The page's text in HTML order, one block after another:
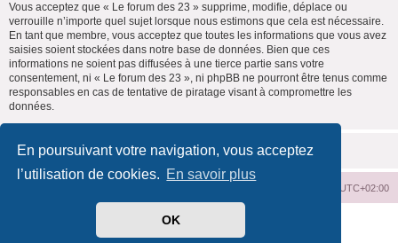
En poursuivant votre navigation, vous acceptez
l’utilisation de cookies. En savoir plus
OK
Vous acceptez que « Le forum des 23 » supprime, modifie, déplace ou
verrouille n’importe quel sujet lorsque nous estimons que cela est nécessaire.
En tant que membre, vous acceptez que toutes les informations que vous avez
saisies soient stockées dans notre base de données. Bien que ces
informations ne soient pas diffusées à une tierce partie sans votre
consentement, ni « Le forum des 23 », ni phpBB ne pourront être tenus comme
responsables en cas de tentative de piratage visant à compromettre les
données.
UTC+02:00
phpBB ® Forum Software © phpBB Limited
phpBB-fr.com